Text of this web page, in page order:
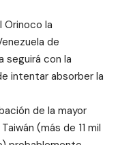
Orinoco la
de
seguirá con la
intentar absorber la
de la mayor
(más de 11 mil